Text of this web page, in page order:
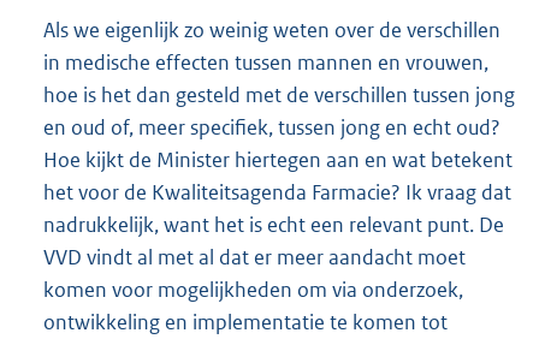
Als we eigenlijk zo weinig weten over de verschillen
in medische effecten tussen mannen en vrouwen,
hoe is het dan gesteld met de verschillen tussen jong
en oud of, meer specifiek, tussen jong en echt oud?
Hoe kijkt de Minister hiertegen aan en wat betekent
het voor de Kwaliteitsagenda Farmacie? Ik vraag dat
nadrukkelijk, want het is echt een relevant punt. De
VVD vindt al met al dat er meer aandacht moet
komen voor mogelijkheden om via onderzoek,
ontwikkeling en implementatie te komen tot